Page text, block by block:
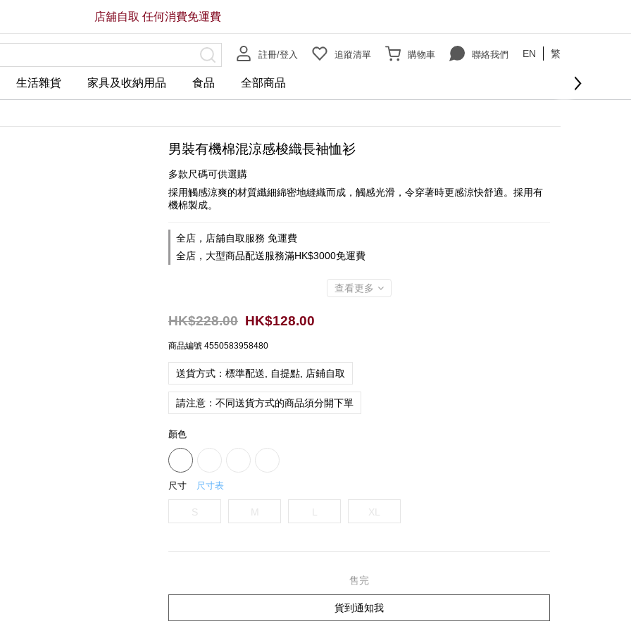
註冊/登入 追蹤清單 購物車 聯絡我們 EN 繁
生活雜貨 家具及收納用品 食品 全部商品
店舖自取 任何消費免運費
男裝有機棉混涼感梭織長袖恤衫
多款尺碼可供選購
採用觸感涼爽的材質纖細綿密地縫織而成，觸感光滑，令穿著時更感涼快舒適。採用有
機棉製成。
全店，店舖自取服務 免運費
全店，大型商品配送服務滿HK$3000免運費
查看更多
HK$128.00
HK$228.00
商品編號 4550583958480
送貨方式：標準配送, 自提點, 店鋪自取
請注意：不同送貨方式的商品須分開下單
顏色
尺寸 尺寸表
S M XL
售完
貨到通知我